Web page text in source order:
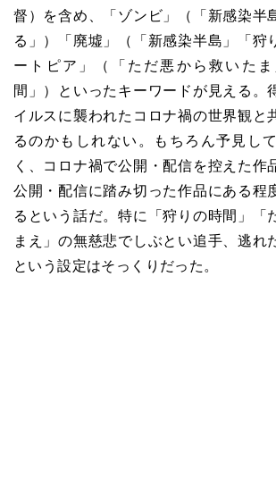
督）を含め、「ゾンビ」（「新感染半
る」）「廃墟」（「新感染半島」「狩
ートピア」（「ただ悪から救いた
間」）といったキーワードが見える。
イルスに襲われたコロナ禍の世界観と
るのかもしれない。もちろん予見し
く、コロナ禍で公開・配信を控えた作
公開・配信に踏み切った作品にある程
るという話だ。特に「狩りの時間」「
まえ」の無慈悲でしぶとい追手、逃れ
という設定はそっくりだった。